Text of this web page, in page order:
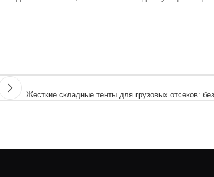
Жесткие складные тенты для грузовых отсеков: